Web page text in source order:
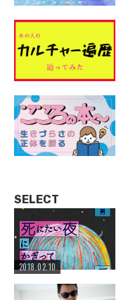
SELECT
2018.02.10